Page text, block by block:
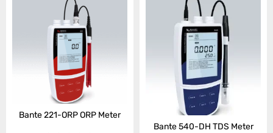
Bante 221-ORP ORP Meter
Bante 540-DH TDS Meter